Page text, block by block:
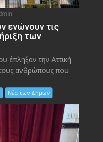
ενώνουν τις
των
έπληξαν την Αττική
ανθρώπους που
Νέα των Δήμων